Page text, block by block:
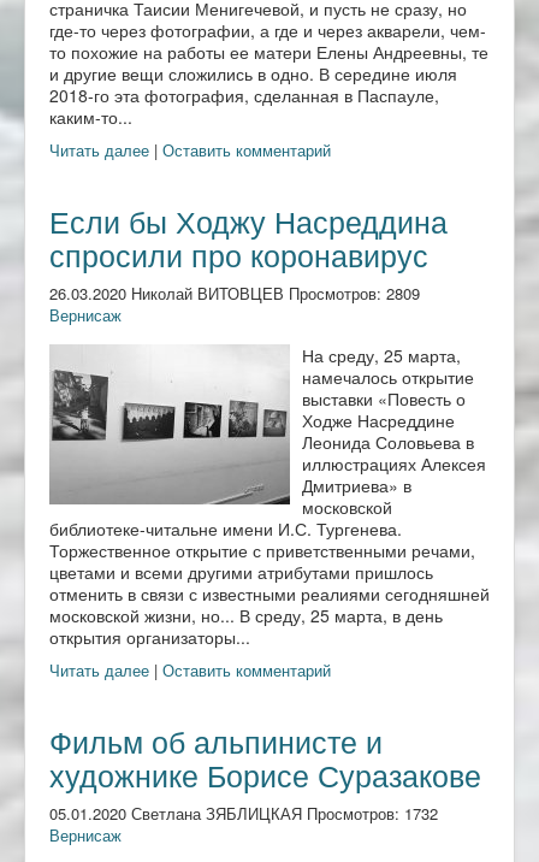
страничка Таисии Менигечевой, и пусть не сразу, но
где-то через фотографии, а где и через акварели, чем-
то похожие на работы ее матери Елены Андреевны, те
и другие вещи сложились в одно. В середине июля
2018-го эта фотография, сделанная в Паспауле,
каким-то...
Читать далее | Оставить комментарий
Если бы Ходжу Насреддина
спросили про коронавирус
26.03.2020 Николай ВИТОВЦЕВ Просмотров: 2809
Вернисаж
На среду, 25 марта,
намечалось открытие
выставки «Повесть о
Ходже Насреддине
Леонида Соловьева в
иллюстрациях Алексея
Дмитриева» в
московской
библиотеке-читальне имени И.С. Тургенева.
Торжественное открытие с приветственными речами,
цветами и всеми другими атрибутами пришлось
отменить в связи с известными реалиями сегодняшней
московской жизни, но... В среду, 25 марта, в день
открытия организаторы...
Читать далее | Оставить комментарий
Фильм об альпинисте и
художнике Борисе Суразакове
05.01.2020 Светлана ЗЯБЛИЦКАЯ Просмотров: 1732
Вернисаж